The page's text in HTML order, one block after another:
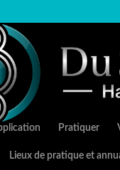
Pratiquer
Lieux de pratique et